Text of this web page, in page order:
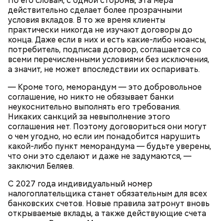
действительно сделает более прозрачными
условия вкладов. В то же время клиенты
практически никогда не изучают договоры до
конца. Даже если в них и есть какие-либо нюансы,
потребитель, подписав договор, соглашается со
всеми перечисленными условиями без исключения,
а значит, не может впоследствии их оспаривать.
— Кроме того, меморандум — это добровольное
соглашение, но никто не обязывает банки
неукоснительно выполнять его требования.
Никаких санкций за невыполнение этого
соглашения нет. Поэтому договориться они могут
о чем угодно, но если им понадобится нарушить
какой-либо пункт меморандума — будьте уверены,
что они это сделают и даже не задумаются, —
заключил Беляев.
С 2027 года индивидуальный номер
налогоплательщика станет обязательным для всех
банковских счетов. Новые правила затронут вновь
открываемые вклады, а также действующие счета
ли брать кредит на жилье в 2026
году
В-третьих, бюрократическая усталость. Собрать
справки, заполнить три формы, сходить в
эффект «мелочи». «Двадцать тысяч? Ну, ерунда, не
стоит того, чтобы тратить на это нервные клетки»,
— думает среднестатистический россиянин и
продолжает платить за кофе навынос, не замечая,
С 2025 года ситуация стала еще сложнее. В России
начала действовать прогрессивная шкала налога
на доходы физических лиц. Ставка теперь не
фиксированная, а плавающая — от 13 до 22
процентов в зависимости от уровня дохода. Для
кого-то это означает, что возврат может стать
больше (потому что и переплата больше), а для
кого-то — что система стала еще запутаннее. Но
суть остается прежней: чем выше ваш
официальный доход, тем больше вы
переплачиваете и тем больше потенциально
можете вернуть.
молодым людям больше не нужно
собственное жилье